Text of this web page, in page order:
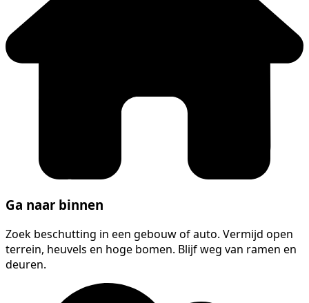
Ga naar binnen
Zoek beschutting in een gebouw of auto. Vermijd open
terrein, heuvels en hoge bomen. Blijf weg van ramen en
deuren.